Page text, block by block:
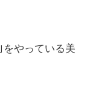
｣をやっている美